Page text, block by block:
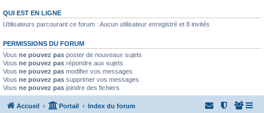
QUI EST EN LIGNE
Utilisateurs parcourant ce forum : Aucun utilisateur enregistré et 8 invités
PERMISSIONS DU FORUM
Vous ne pouvez pas poster de nouveaux sujets
Vous ne pouvez pas répondre aux sujets
Vous ne pouvez pas modifier vos messages
Vous ne pouvez pas supprimer vos messages
Vous ne pouvez pas joindre des fichiers
Accueil Portail Index du forum